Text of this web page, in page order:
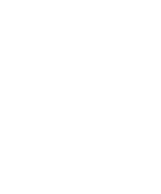
и комиссиями